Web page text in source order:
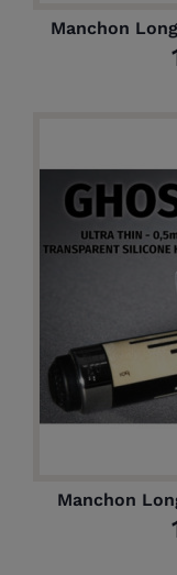
Manchon
Manchon